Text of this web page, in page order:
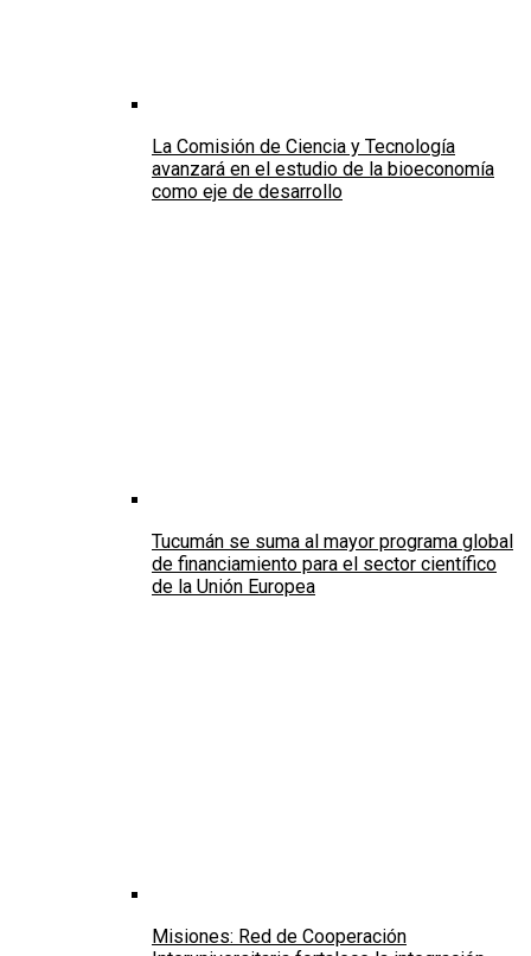
La Comisión de Ciencia y Tecnología
avanzará en el estudio de la bioeconomía
como eje de desarrollo
Tucumán se suma al mayor programa global
de financiamiento para el sector científico
de la Unión Europea
Misiones: Red de Cooperación